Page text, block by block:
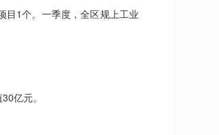
1个。一季度，全区规上工业
亿元。